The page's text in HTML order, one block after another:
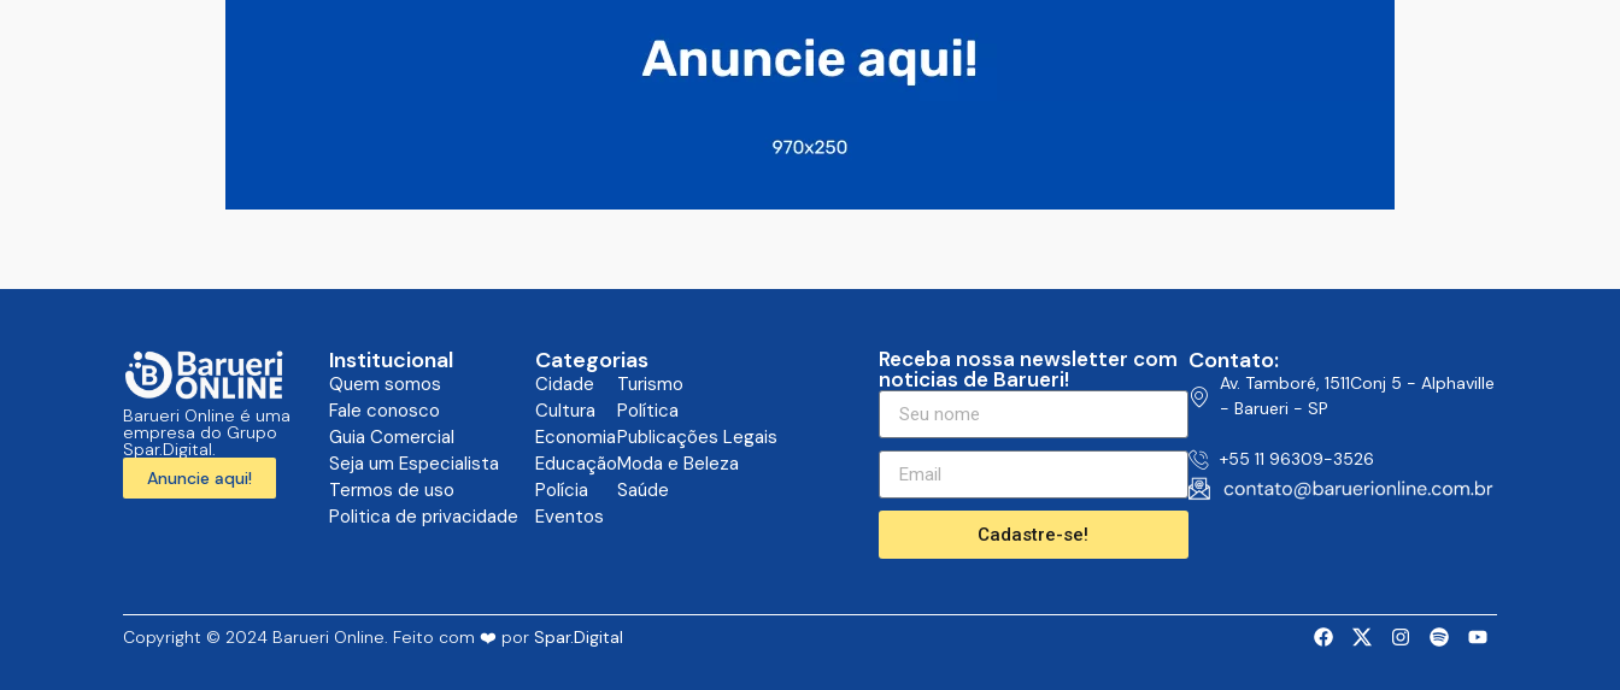
Barueri Online é uma
empresa do Grupo
Spar.Digital.
Anuncie aqui!
Institucional
Quem somos
Fale conosco
Guia Comercial
Seja um Especialista
Termos de uso
Politica de privacidade
Categorias
Cidade
Cultura
Economia
Educação
Polícia
Eventos
Turismo
Política
Publicações Legais
Moda e Beleza
Saúde
Receba nossa newsletter com
noticias de Barueri!
Cadastre-se!
Contato:
Av. Tamboré, 1511Conj 5 - Alphaville
- Barueri - SP
+55 11 96309-3526
Copyright © 2024 Barueri Online. Feito com ❤️ por Spar.Digital